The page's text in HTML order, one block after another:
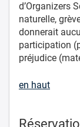
d’Organizers
naturelle,
donnerait
participation
préjudice
en haut